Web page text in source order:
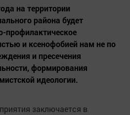
на территории
района будет
профилактическое
и ксенофобией нам не по
и пресечения
формирования
идеологии.
заключается в